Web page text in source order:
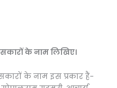
के नाम लिखिए।
के नाम इस प्रकार हैं-